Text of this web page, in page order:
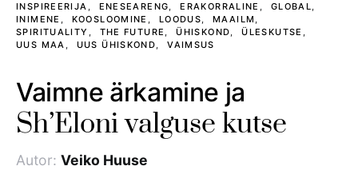
INSPIREERIJA ENESEARENG ERAKORRALINE
GLOBAL
INIMENE
KOOSLOOMINE LOODUS
MAAILM
SPIRITUALITY
THE FUTURE ÜHISKOND
ÜLESKUTSE
UUS MAA
UUS ÜHISKOND VAIMSUS
Vaimne ärkamine ja
Sh’Eloni valguse kutse
Autor: Veiko Huuse